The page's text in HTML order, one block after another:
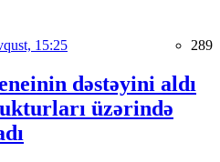
15:25 289
dəstəyini aldı
üzərində